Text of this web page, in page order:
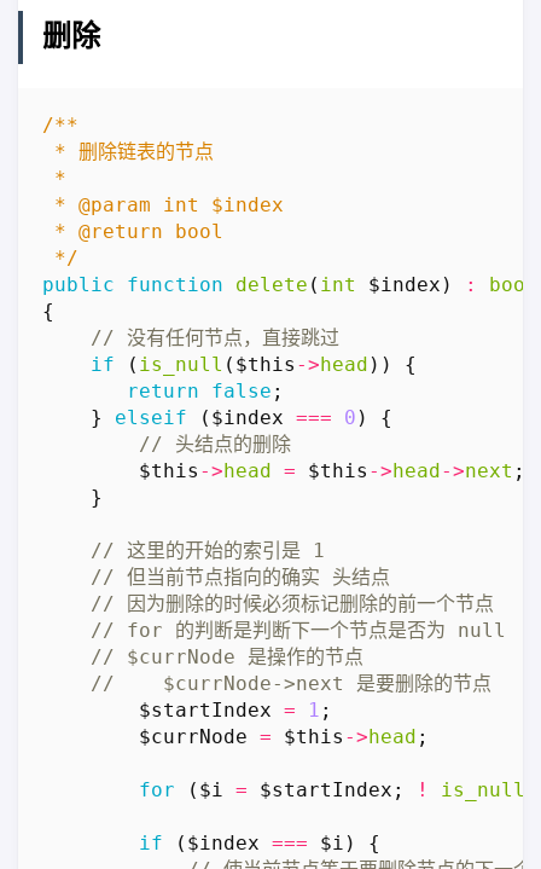
删除
*/
public
function delete ( int $index ) :
bool
{
if
( is_null ( $this ->head ))
{
return
false ;
}
elseif ( $index === 0 )
{
$this ->head = $this ->head->next ;
}
$startIndex = 1 ;
$currNode = $this ->head ;
for ( $i = $startIndex ; ! is_null
if ( $index === $i )
{